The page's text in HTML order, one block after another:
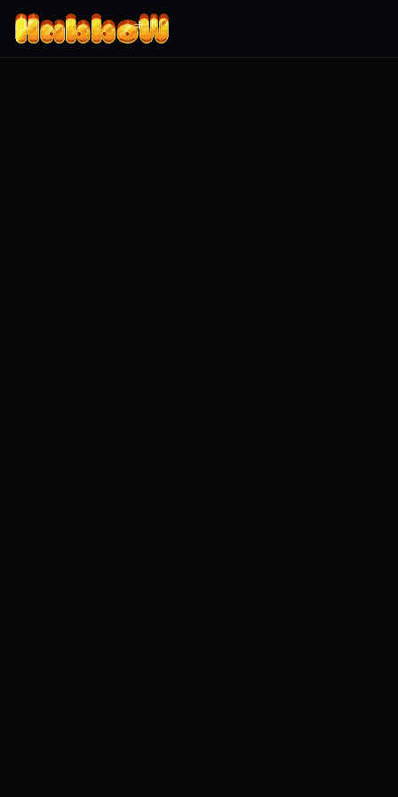
Zum Inhalt springen